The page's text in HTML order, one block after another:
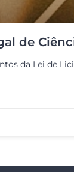
de
da Lei de